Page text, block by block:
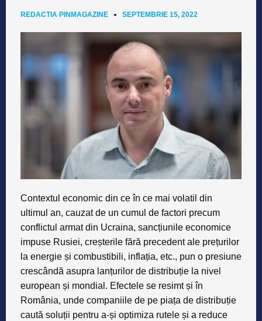
REDACTIA PINMAGAZINE SEPTEMBRIE 15, 2022
Contextul economic din ce în ce mai volatil din
ultimul an, cauzat de un cumul de factori precum
conflictul armat din Ucraina, sancțiunile economice
impuse Rusiei, creșterile fără precedent ale prețurilor
la energie și combustibili, inflația, etc., pun o presiune
crescândă asupra lanțurilor de distribuție la nivel
european și mondial. Efectele se resimt și în
România, unde companiile de pe piața de distribuție
caută soluții pentru a-și optimiza rutele și a reduce